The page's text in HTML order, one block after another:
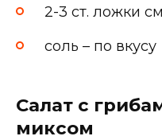
2-3 ст. ложки
соль – по вкусу
Салат с
миксом